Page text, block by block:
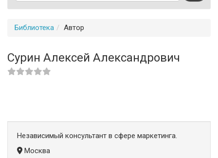
Библиотека Автор
Сурин Алексей Александрович
Независимый консультант в сфере маркетинга.
Москва